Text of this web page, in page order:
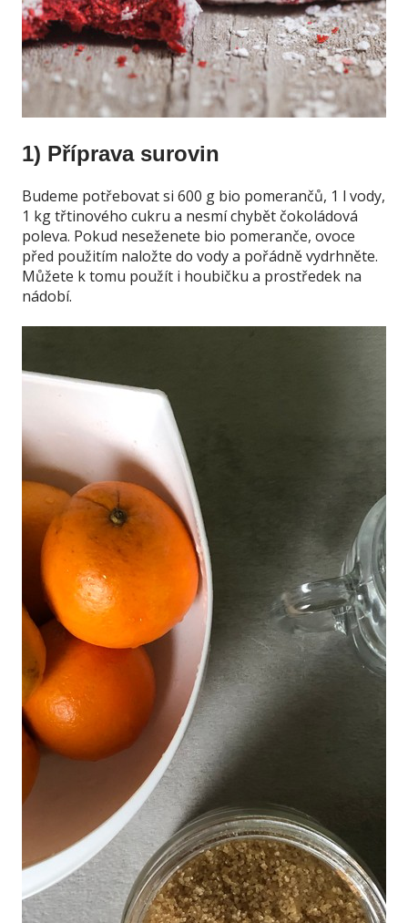
1) Příprava surovin
Budeme potřebovat si 600 g bio pomerančů, 1 l vody,
1 kg třtinového cukru a nesmí chybět čokoládová
poleva. Pokud neseženete bio pomeranče, ovoce
před použitím naložte do vody a pořádně vydrhněte.
Můžete k tomu použít i houbičku a prostředek na
nádobí.